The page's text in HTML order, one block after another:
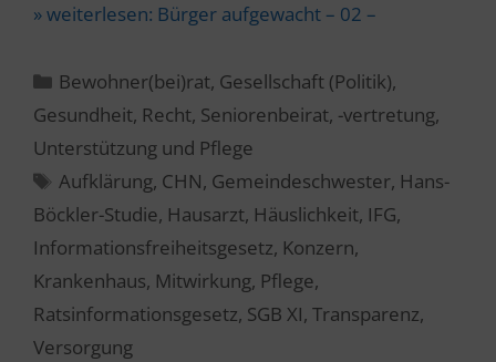
» weiterlesen: Bürger aufgewacht – 02 –
Kategorien
Bewohner(bei)rat, Gesellschaft (Politik),
Gesundheit, Recht, Seniorenbeirat, -vertretung,
Unterstützung und Pflege
Schlagwörter
Aufklärung, CHN, Gemeindeschwester, Hans-
Böckler-Studie, Hausarzt, Häuslichkeit, IFG,
Informationsfreiheitsgesetz, Konzern,
Krankenhaus, Mitwirkung, Pflege,
Ratsinformationsgesetz, SGB XI, Transparenz,
Versorgung